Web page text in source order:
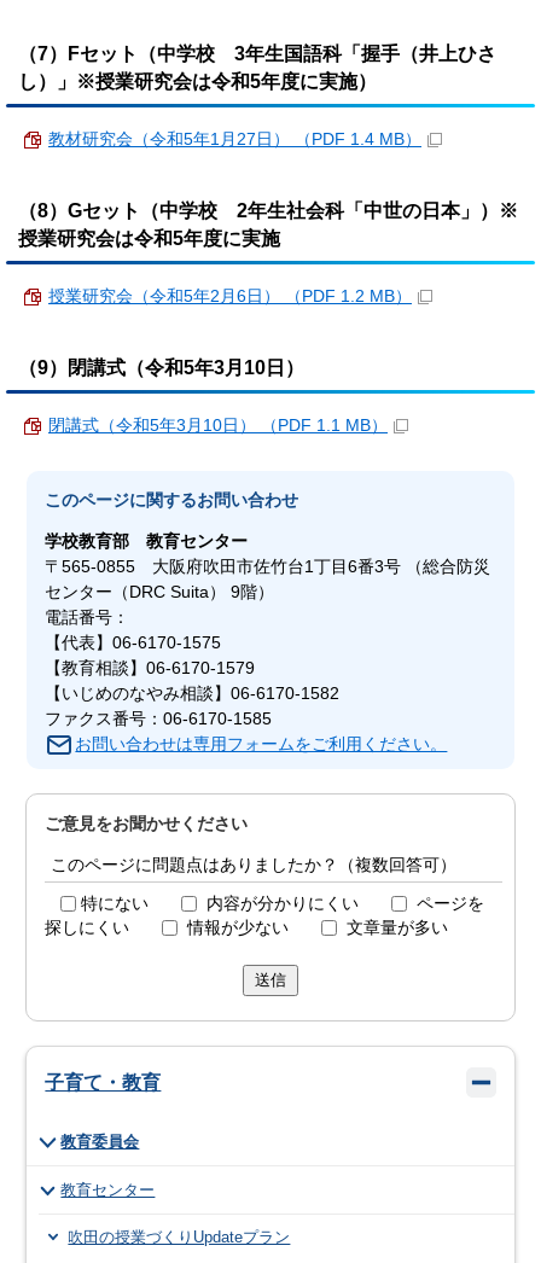
（7）Fセット（中学校 3年生国語科「握手（井上ひさ
し）」※授業研究会は令和5年度に実施）
教材研究会（令和5年1月27日） （PDF 1.4 MB）
（8）Gセット（中学校 2年生社会科「中世の日本」）※
授業研究会は令和5年度に実施
授業研究会（令和5年2月6日） （PDF 1.2 MB）
（9）閉講式（令和5年3月10日）
閉講式（令和5年3月10日） （PDF 1.1 MB）
このページに関するお問い合わせ
学校教育部教育センター
〒565-0855 大阪府吹田市佐竹台1丁目6番3号 （総合防災
センター（DRC Suita） 9階）
電話番号：
【代表】06-6170-1575
【教育相談】06-6170-1579
【いじめのなやみ相談】06-6170-1582
ファクス番号：06-6170-1585
お問い合わせは専用フォームをご利用ください。
ご意見をお聞かせください
このページに問題点はありましたか？（複数回答可）
特にない 内容が分かりにくい
ページを
探しにくい
情報が少ない 文章量が多い
送信
子育て・教育
教育委員会
教育センター
吹田の授業づくりUpdateプラン